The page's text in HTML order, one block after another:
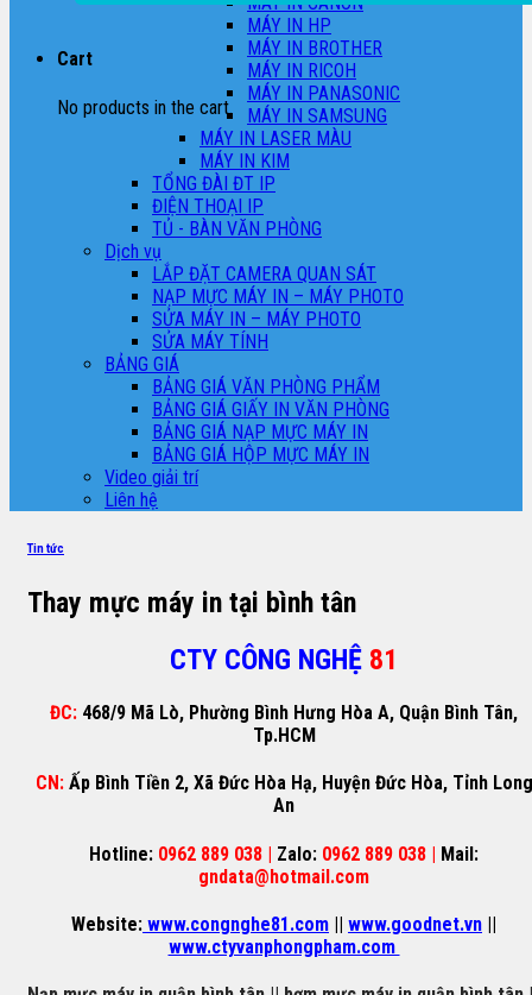
Cart
No products in the cart.
MÁY IN HP
MÁY IN BROTHER
MÁY IN RICOH
MÁY IN PANASONIC
MÁY IN SAMSUNG
MÁY IN LASER MÀU
MÁY IN KIM
TỔNG ĐÀI ĐT IP
ĐIỆN THOẠI IP
TỦ - BÀN VĂN PHÒNG
Dịch vụ
LẮP ĐẶT CAMERA QUAN SÁT
NẠP MỰC MÁY IN – MÁY PHOTO
SỬA MÁY IN – MÁY PHOTO
SỬA MÁY TÍNH
BẢNG GIÁ
BẢNG GIÁ VĂN PHÒNG PHẨM
BẢNG GIÁ GIẤY IN VĂN PHÒNG
BẢNG GIÁ NẠP MỰC MÁY IN
BẢNG GIÁ HỘP MỰC MÁY IN
Video giải trí
Liên hệ
Tin tức
Thay mực máy in tại bình tân
CTY CÔNG NGHỆ 81
ĐC: 468/9 Mã Lò, Phường Bình Hưng Hòa A, Quận Bình Tân,
Tp.HCM
CN: Ấp Bình Tiền 2, Xã Đức Hòa Hạ, Huyện Đức Hòa, Tỉnh Long
An
Hotline: 0962 889 038 | Zalo: 0962 889 038 | Mail:
gndata@hotmail.com
Website: www.congnghe81.com || www.goodnet.vn ||
www.ctyvanphongpham.com